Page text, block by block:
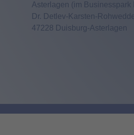
Asterlagen (im Businesspark
Dr. Detlev-Karsten-
47228 Duisburg-Asterlagen